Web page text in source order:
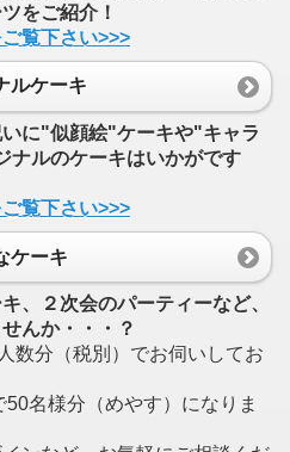
をご紹介！
覧下さい>>>
ルケーキ
に"似顔絵"ケーキや"キャラ
ナルのケーキはいかがです
覧下さい>>>
ケーキ
、２次会のパーティーなど、
んか・・・？
分（税別）でお伺いしてお
名様分（めやす）になりま